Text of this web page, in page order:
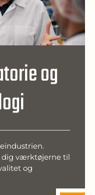
og
dig værktøjerne til
og